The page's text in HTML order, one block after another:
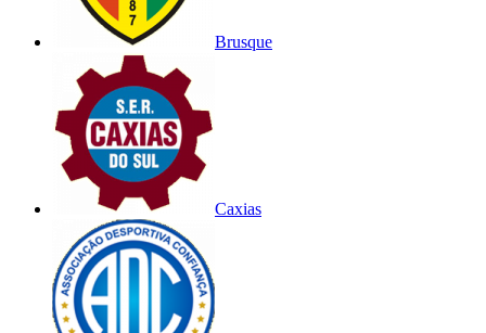
Brusque
Caxias